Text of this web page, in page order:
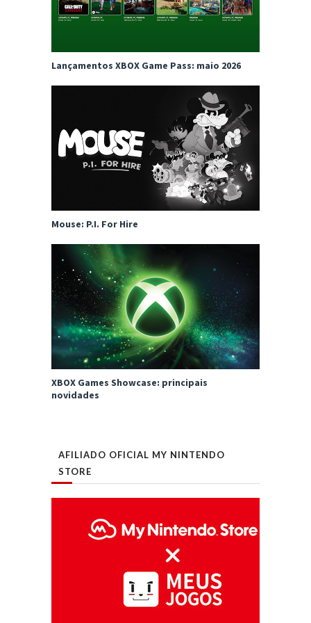
Lançamentos XBOX Game Pass: maio 2026
Mouse: P.I. For Hire
XBOX Games Showcase: principais
novidades
AFILIADO OFICIAL MY NINTENDO
STORE